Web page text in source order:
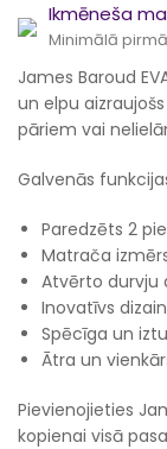
Ikmēneša
Minimālā
James Baroud
un elpu
pāriem vai
Galvenās
Paredzēts 2
Matrača
Atvērto durvju
Inovatīvs
Spēcīga un
Ātra un
Pievienojieties
kopienai visā